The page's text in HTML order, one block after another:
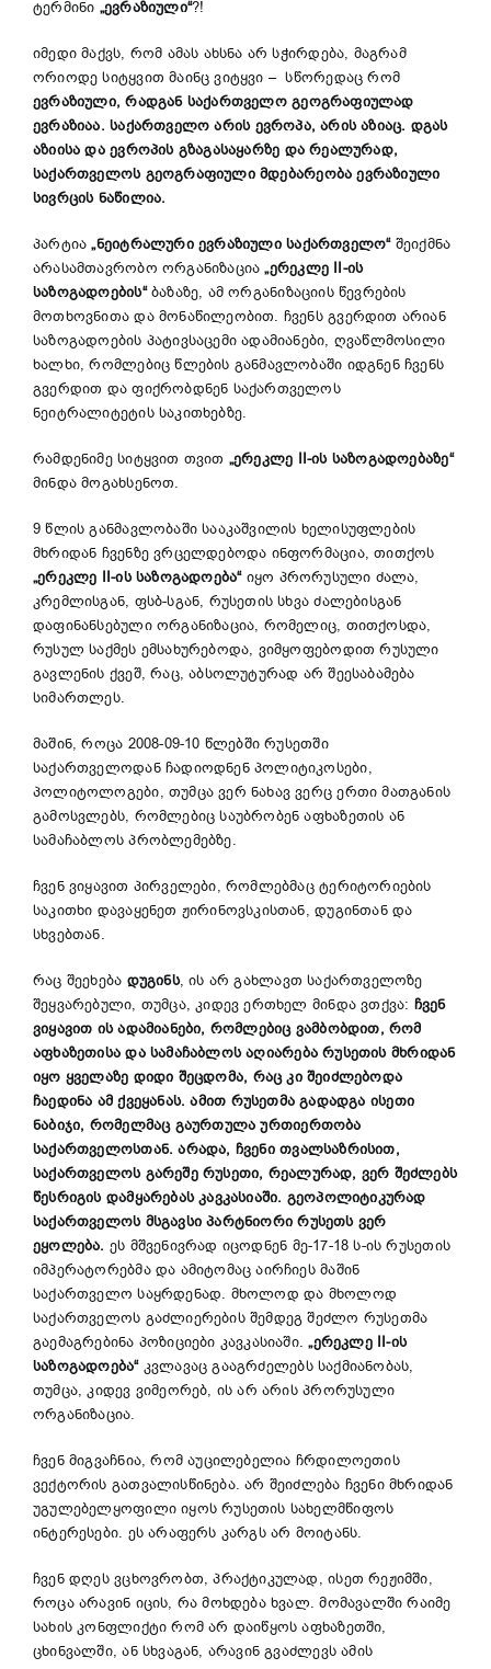
ტერმინი „ევრაზიული“?!
იმედი მაქვს, რომ ამას ახსნა არ სჭირდება, მაგრამ
ორიოდე სიტყვით მაინც ვიტყვი – სწორედაც რომ
ევრაზიული,რადგან საქართველო გეოგრაფიულად
ევრაზიაა. საქართველო არის ევროპა,არის აზიაც. დგას
აზიისა და ევროპის გზაგასაყარზე და რეალურად,
საქართველოს გეოგრაფიული მდებარეობა ევრაზიული
სივრცის ნაწილია.
პარტია„ნეიტრალური ევრაზიული საქართველო“შეიქმნა
არასამთავრობო ორგანიზაცია„ერეკლეII-ის
საზოგადოების“ბაზაზე, ამ ორგანიზაციის წევრების
მოთხოვნითა და მონაწილეობით. ჩვენს გვერდით არიან
საზოგადოების პატივსაცემი ადამიანები, ღვაწლმოსილი
ხალხი, რომლებიც წლების განმავლობაში იდგნენ ჩვენს
გვერდით და ფიქრობდნენ საქართველოს
ნეიტრალიტეტის საკითხებზე.
რამდენიმე სიტყვით თვით „ერეკლე II-ის საზოგადოებაზე“
მინდა მოგახსენოთ.
9 წლის განმავლობაში სააკაშვილის ხელისუფლების
მხრიდან ჩვენზე ვრცელდებოდა ინფორმაცია, თითქოს
„ერეკლე II-ის საზოგადოება“იყო პრორუსული ძალა,
კრემლისგან, ფსბ-სგან, რუსეთის სხვა ძალებისგან
დაფინანსებული ორგანიზაცია, რომელიც, თითქოსდა,
რუსულ საქმეს ემსახურებოდა, ვიმყოფებოდით რუსული
გავლენის ქვეშ, რაც, აბსოლუტურად არ შეესაბამება
სიმართლეს.
მაშინ, როცა 2008-09-10 წლებში რუსეთში
საქართველოდან ჩადიოდნენ პოლიტიკოსები,
პოლიტოლოგები, თუმცა ვერ ნახავ ვერც ერთი მათგანის
გამოსვლებს, რომლებიც საუბრობენ აფხაზეთის ან
სამაჩაბლოს პრობლემებზე.
ჩვენ ვიყავით პირველები, რომლებმაც ტერიტორიების
საკითხი დავაყენეთ ჟირინოვსკისთან, დუგინთან და
სხვებთან.
რაც შეეხება დუგინს, ის არ გახლავთ საქართველოზე
შეყვარებული, თუმცა, კიდევ ერთხელ მინდა ვთქვა: ჩვენ
ვიყავით ის ადამიანები, რომლებიც ვამბობდით,რომ
აფხაზეთისა და სამაჩაბლოს აღიარება რუსეთის მხრიდან
იყო ყველაზე დიდი შეცდომა, რაც კი შეიძლებოდა
ჩაედინა ამ ქვეყანას.ამით რუსეთმა გადადგა ისეთი
ნაბიჯი, რომელმაც გაურთულა ურთიერთობა
საქართველოსთან.არადა, ჩვენი თვალსაზრისით,
საქართველოს გარეშე რუსეთი, რეალურად, ვერ შეძლებს
წესრიგის დამყარებას კავკასიაში. გეოპოლიტიკურად
საქართველოს მსგავსი პარტნიორი რუსეთს ვერ
ეყოლება. ეს მშვენივრად იცოდნენ მე-17-18 ს-ის რუსეთის
იმპერატორებმა და ამიტომაც აირჩიეს მაშინ
საქართველო საყრდენად. მხოლოდ და მხოლოდ
საქართველოს გაძლიერების შემდეგ შეძლო რუსეთმა
გაემაგრებინა პოზიციები კავკასიაში.„ერეკლეII-ის
საზოგადოება“კვლავაც გააგრძელებს საქმიანობას,
თუმცა, კიდევ ვიმეორებ, ის არ არის პრორუსული
ორგანიზაცია.
ჩვენ მიგვაჩნია, რომ აუცილებელია ჩრდილოეთის
ვექტორის გათვალისწინება. არ შეიძლება ჩვენი მხრიდან
უგულებელყოფილი იყოს რუსეთის სახელმწიფოს
ინტერესები. ეს არაფერს კარგს არ მოიტანს.
ჩვენ დღეს ვცხოვრობთ, პრაქტიკულად, ისეთ რეჟიმში,
როცა არავინ იცის, რა მოხდება ხვალ. მომავალში რაიმე
სახის კონფლიქტი რომ არ დაიწყოს აფხაზეთში,
ცხინვალში, ან სხვაგან, არავინ გვაძლევს ამის